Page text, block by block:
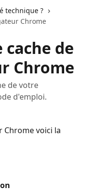
technique ?
Chrome
cache de
Chrome
de votre
d'emploi.
Chrome voici la